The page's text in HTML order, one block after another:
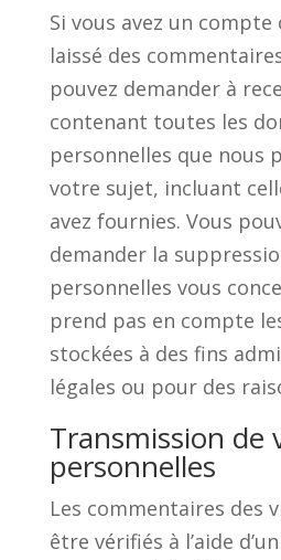
Si vous avez un compte
laissé des
pouvez demander à
contenant toutes les
personnelles que nous
votre sujet, incluant
avez fournies. Vous
demander la
personnelles vous
prend pas en compte
stockées à des fins
légales ou pour des
Transmission de
personnelles
Les commentaires des
être vérifiés à l’aide